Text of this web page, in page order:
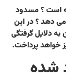
است ؟ مسدود
دهد ؟ در این
به دلایل گرفتگی
خواهد پرداخت.
شده